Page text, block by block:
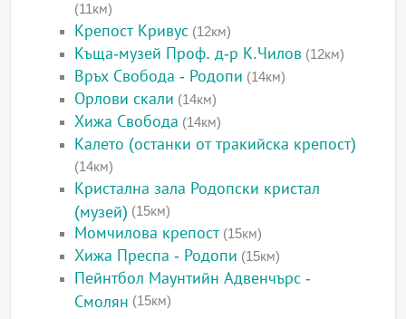
(11км)
Крепост Кривус (12км)
Къща-музей Проф. д-р К.Чилов (12км)
Връх Свобода - Родопи (14км)
Орлови скали (14км)
Хижа Свобода (14км)
Калето (останки от тракийска крепост)
(14км)
Кристална зала Родопски кристал
(музей) (15км)
Момчилова крепост(15км)
Хижа Преспа - Родопи (15км)
Пейнтбол Маунтийн Адвенчърс -
Смолян (15км)